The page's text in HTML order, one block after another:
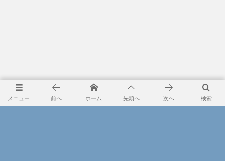
メニュー 検索
前へ ホーム 先頭へ 次へ